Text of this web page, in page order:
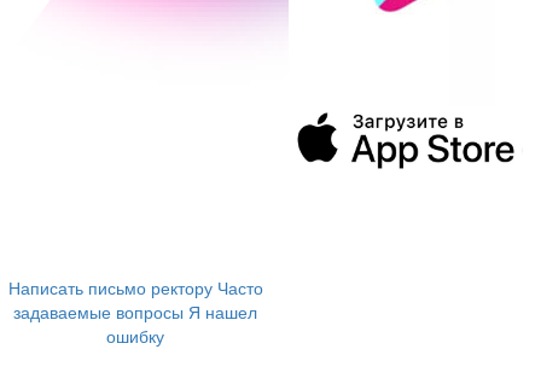
Написать письмо ректору Часто
задаваемые вопросы Я нашел
ошибку